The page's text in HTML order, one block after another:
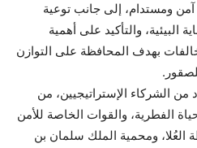
ومستدام، إلى جانب توعية
البيئية، والتأكيد على أهمية
بهدف المحافظة على التوازن
الشركاء الإستراتيجيين، من
الفطرية، والقوات الخاصة للأمن
العُلا، ومحمية الملك سلمان بن